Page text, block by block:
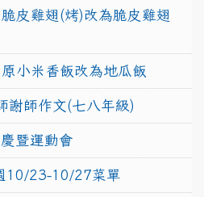
皮雞翅(烤)改為脆皮雞翅
小米香飯改為地瓜飯
謝師作文(七八年級)
暨運動會
10/23-10/27菜單